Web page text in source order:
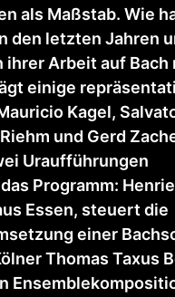
als Maßstab. Wie
den letzten Jahren
ihrer Arbeit auf Bach
einige
Kagel,
und Gerd
Uraufführungen
Programm:
Essen, steuert die
einer
Thomas Taxus